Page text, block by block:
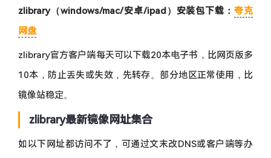
zlibrary（windows/mac/安卓/ipad）安装包下载：夸克
网盘
zlibrary官方客户端每天可以下载20本电子书，比网页版多
10本，防止丢失或失效，先转存。部分地区正常使用，比
镜像站稳定。
zlibrary最新镜像网址集合
如以下网址都访问不了，可通过文末改DNS或客户端等办